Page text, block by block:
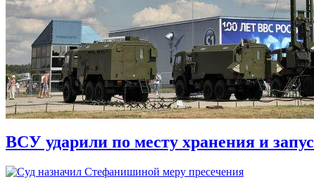
ВСУ ударили по месту хранения и